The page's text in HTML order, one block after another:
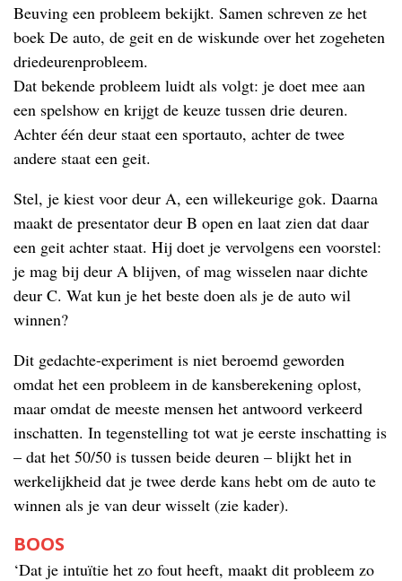
Beuving een probleem bekijkt. Samen schreven ze het
boek De auto, de geit en de wiskunde over het zogeheten
driedeurenprobleem.
Dat bekende probleem luidt als volgt: je doet mee aan
een spelshow en krijgt de keuze tussen drie deuren.
Achter één deur staat een sportauto, achter de twee
andere staat een geit.
Stel, je kiest voor deur A, een willekeurige gok. Daarna
maakt de presentator deur B open en laat zien dat daar
een geit achter staat. Hij doet je vervolgens een voorstel:
je mag bij deur A blijven, of mag wisselen naar dichte
deur C. Wat kun je het beste doen als je de auto wil
winnen?
Dit gedachte-experiment is niet beroemd geworden
omdat het een probleem in de kansberekening oplost,
maar omdat de meeste mensen het antwoord verkeerd
inschatten. In tegenstelling tot wat je eerste inschatting is
– dat het 50/50 is tussen beide deuren – blijkt het in
werkelijkheid dat je twee derde kans hebt om de auto te
winnen als je van deur wisselt (zie kader).
BOOS
‘Dat je intuïtie het zo fout heeft, maakt dit probleem zo